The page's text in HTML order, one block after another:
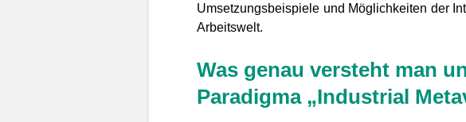
Umsetzungsbeispiele und Möglichkeiten der
Arbeitswelt.
Was genau versteht man
Paradigma „Industrial